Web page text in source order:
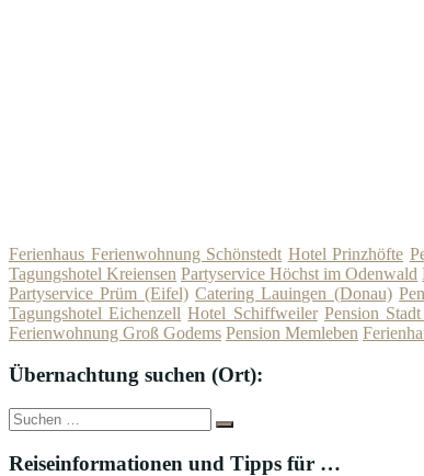
Ferienhaus Ferienwohnung Schönstedt Hotel Prinzhöfte
Tagungshotel Kreiensen Partyservice Höchst im Odenwald
Partyservice Prüm (Eifel) Catering Lauingen (Donau)
Tagungshotel Eichenzell Hotel Schiffweiler Pension
Ferienwohnung Groß Godems Pension Memleben
Übernachtung suchen (Ort):
Suche
nach:
Suchen
Reiseinformationen und Tipps für …